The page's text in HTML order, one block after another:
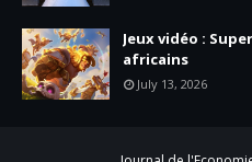
Jeux vidéo :
africains
July 13, 2026